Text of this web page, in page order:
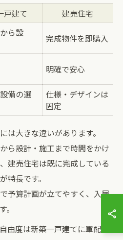
戸建て
建売住宅
ら設
完成物件を即購入
明確で安心
備の選
仕様・デザインは
固定
は大きな違いがあります。
ら設計・施工まで時間をかけ
建売住宅は既に完成している
特長です。
予算計画が立てやすく、入居
。
由度は新築一戸建てに軍配が